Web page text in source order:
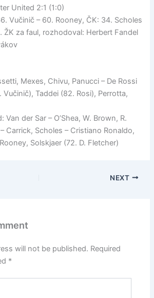
United 2:1 (1:0)
Vučinič – 60. Rooney, ČK: 34. Scholes
ŽK za faul, rozhodoval: Herbert Fandel
Mexes, Chivu, Panucci – De Rossi
Vučinič), Taddei (82. Rosi), Perrotta,
der Sar – O’Shea, W. Brown, R.
Carrick, Scholes – Cristiano Ronaldo,
Solskjaer (72. D. Fletcher)
NEXT
will not be published. Required
*